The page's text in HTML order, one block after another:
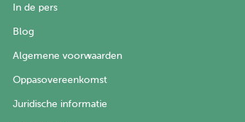
In de pers
Blog
Algemene voorwaarden
Oppasovereenkomst
Juridische informatie